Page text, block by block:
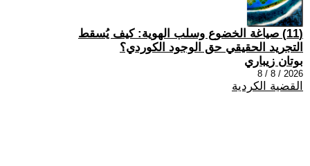
(11) صياغة الخضوع وسلب الهوية: كيف يُسقط
التجريد الحقيقي حق الوجود الكوردي؟
بوتان زيباري
2026 / 8 / 8
القضية الكردية